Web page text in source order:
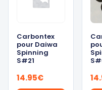
Carbontex
pour Daiwa
Spinning
S#21
14.95€